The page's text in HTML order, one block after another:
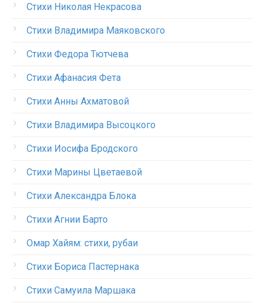
Стихи Николая Некрасова
Стихи Владимира Маяковского
Стихи Федора Тютчева
Стихи Афанасия Фета
Стихи Анны Ахматовой
Стихи Владимира Высоцкого
Стихи Иосифа Бродского
Стихи Марины Цветаевой
Стихи Александра Блока
Стихи Агнии Барто
Омар Хайям: стихи, рубаи
Стихи Бориса Пастернака
Стихи Самуила Маршака